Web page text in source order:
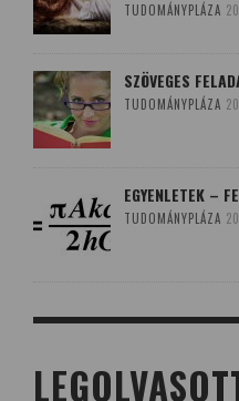
TUDOMÁNYPLÁZA
SZÖVEGES
TUDOMÁNYPLÁZA
EGYENLETEK –
TUDOMÁNYPLÁZA